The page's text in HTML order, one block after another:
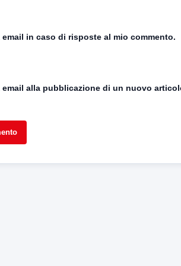
email in caso di risposte al mio commento.
email alla pubblicazione di un nuovo